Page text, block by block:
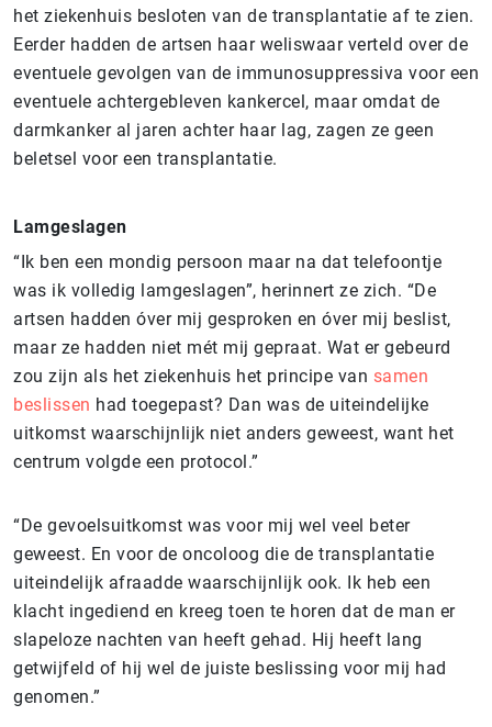
het ziekenhuis besloten van de transplantatie af te zien.
Eerder hadden de artsen haar weliswaar verteld over de
eventuele gevolgen van de immunosuppressiva voor een
eventuele achtergebleven kankercel, maar omdat de
darmkanker al jaren achter haar lag, zagen ze geen
beletsel voor een transplantatie.
Lamgeslagen
“Ik ben een mondig persoon maar na dat telefoontje
was ik volledig lamgeslagen”, herinnert ze zich. “De
artsen hadden óver mij gesproken en óver mij beslist,
maar ze hadden niet mét mij gepraat. Wat er gebeurd
zou zijn als het ziekenhuis het principe van samen
beslissen had toegepast? Dan was de uiteindelijke
uitkomst waarschijnlijk niet anders geweest, want het
centrum volgde een protocol.”
“De gevoelsuitkomst was voor mij wel veel beter
geweest. En voor de oncoloog die de transplantatie
uiteindelijk afraadde waarschijnlijk ook. Ik heb een
klacht ingediend en kreeg toen te horen dat de man er
slapeloze nachten van heeft gehad. Hij heeft lang
getwijfeld of hij wel de juiste beslissing voor mij had
genomen.”